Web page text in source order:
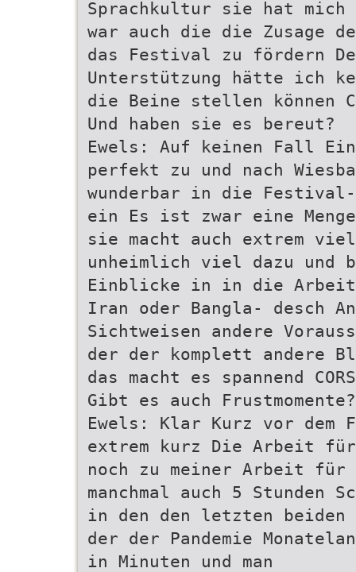
Sprachkultur sie hat mich
war auch die die Zusage
das Festival zu fördern
Unterstützung hätte ich
die Beine stellen können
Und haben sie es bereut?
Ewels: Auf keinen Fall
perfekt zu und nach
wunderbar in die
ein Es ist zwar eine
sie macht auch extrem
unheimlich viel dazu und
Einblicke in in die
Iran oder Bangla- desch
Sichtweisen andere
der der komplett andere
das macht es spannend
Gibt es auch Frustmomente?
Ewels: Klar Kurz vor dem
extrem kurz Die Arbeit
noch zu meiner Arbeit für
manchmal auch 5 Stunden
in den den letzten beiden
der der Pandemie
in Minuten und man